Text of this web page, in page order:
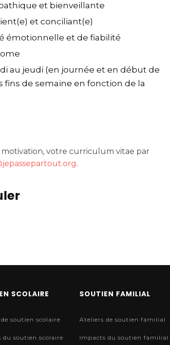
et bienveillante
et conciliant(e)
émotionnelle et de fiabilité
au jeudi (en journée et en début de
de semaine en fonction de la
votre curriculum vitae par
.
SCOLAIRE
soutien scolaire
du soutien scolaire
SOUTIEN FAMILIAL
Ateliers de soutien familial
Impacts du soutien familial